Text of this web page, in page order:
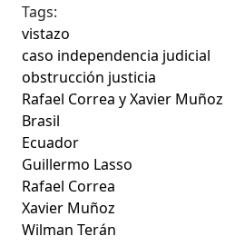
Tags:
vistazo
caso independencia judicial
obstrucción justicia
Rafael Correa y Xavier Muñoz
Brasil
Ecuador
Guillermo Lasso
Rafael Correa
Xavier Muñoz
Wilman Terán